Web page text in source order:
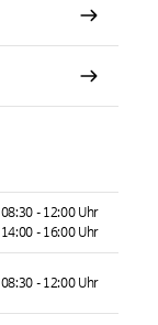
08:30 - 12:00 Uhr
14:00 - 16:00 Uhr
08:30 - 12:00 Uhr